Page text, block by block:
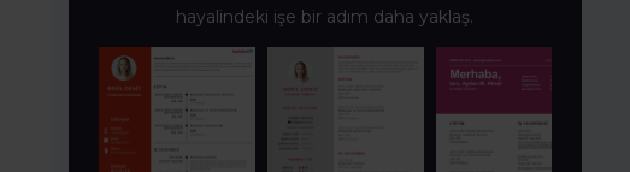
hayalindeki işe bir adım daha yaklaş.